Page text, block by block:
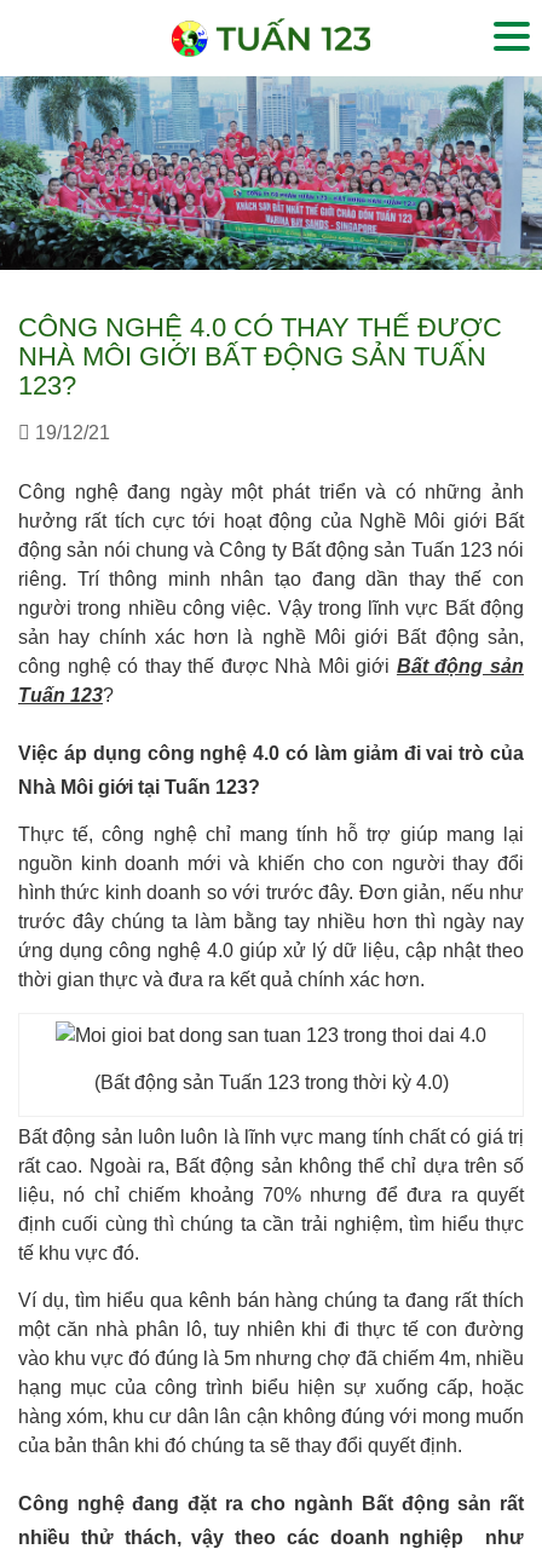
CÔNG NGHỆ 4.0 CÓ THAY THẾ ĐƯỢC
NHÀ MÔI GIỚI BẤT ĐỘNG SẢN TUẤN
123?
19/12/21
Công nghệ đang ngày một phát triển và có những ảnh
hưởng rất tích cực tới hoạt động của Nghề Môi giới Bất
động sản nói chung và Công ty Bất động sản Tuấn 123 nói
riêng. Trí thông minh nhân tạo đang dần thay thế con
người trong nhiều công việc. Vậy trong lĩnh vực Bất động
sản hay chính xác hơn là nghề Môi giới Bất động sản,
công nghệ có thay thế được Nhà Môi giới Bất động sản
Tuấn 123?
Việc áp dụng công nghệ 4.0 có làm giảm đi vai trò của
Nhà Môi giới tại Tuấn 123?
Thực tế, công nghệ chỉ mang tính hỗ trợ giúp mang lại
nguồn kinh doanh mới và khiến cho con người thay đổi
hình thức kinh doanh so với trước đây. Đơn giản, nếu như
trước đây chúng ta làm bằng tay nhiều hơn thì ngày nay
ứng dụng công nghệ 4.0 giúp xử lý dữ liệu, cập nhật theo
thời gian thực và đưa ra kết quả chính xác hơn.
(Bất động sản Tuấn 123 trong thời kỳ 4.0)
Bất động sản luôn luôn là lĩnh vực mang tính chất có giá trị
rất cao. Ngoài ra, Bất động sản không thể chỉ dựa trên số
liệu, nó chỉ chiếm khoảng 70% nhưng để đưa ra quyết
định cuối cùng thì chúng ta cần trải nghiệm, tìm hiểu thực
tế khu vực đó.
Ví dụ, tìm hiểu qua kênh bán hàng chúng ta đang rất thích
một căn nhà phân lô, tuy nhiên khi đi thực tế con đường
vào khu vực đó đúng là 5m nhưng chợ đã chiếm 4m, nhiều
hạng mục của công trình biểu hiện sự xuống cấp, hoặc
hàng xóm, khu cư dân lân cận không đúng với mong muốn
của bản thân khi đó chúng ta sẽ thay đổi quyết định.
Công nghệ đang đặt ra cho ngành Bất động sản rất
nhiều thử thách, vậy theo các doanh nghiệp như